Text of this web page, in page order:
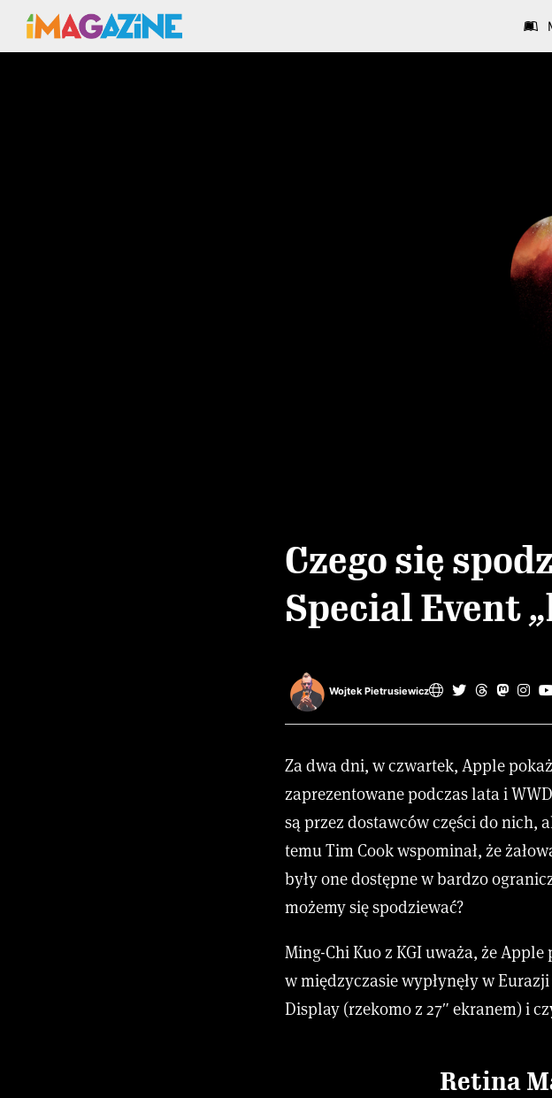
Czego się
Special Event
Wojtek Pietrusiewicz
Za dwa dni, w czwartek, Apple
zaprezentowane podczas lata i
są przez dostawców części do
temu Tim Cook wspominał, że
były one dostępne w bardzo
możemy się spodziewać?
Ming-Chi Kuo z KGI uważa, że
w międzyczasie wypłynęły w
Display (rzekomo z 27″ ekranem) i
Retina